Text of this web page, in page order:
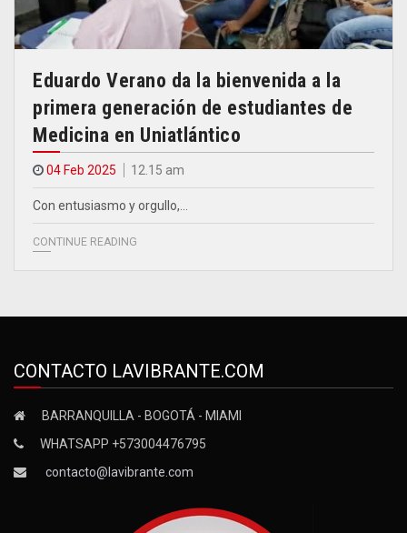
Eduardo Verano da la bienvenida a la
primera generación de estudiantes de
Medicina en Uniatlántico
04 Feb 2025 12.15 am
Con entusiasmo y orgullo,…
CONTINUE READING
CONTACTO LAVIBRANTE.COM
BARRANQUILLA - BOGOTÁ - MIAMI
WHATSAPP +573004476795
contacto@lavibrante.com